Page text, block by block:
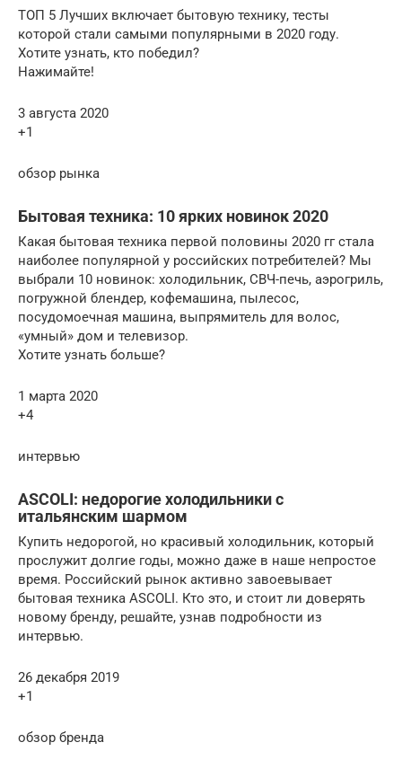
ТОП 5 Лучших включает бытовую технику, тесты
которой стали самыми популярными в 2020 году.
Хотите узнать, кто победил?
Нажимайте!
3 августа 2020
+1
обзор рынка
Бытовая техника: 10 ярких новинок 2020
Какая бытовая техника первой половины 2020 гг стала
наиболее популярной у российских потребителей? Мы
выбрали 10 новинок: холодильник, СВЧ-печь, аэрогриль,
погружной блендер, кофемашина, пылесос,
посудомоечная машина, выпрямитель для волос,
«умный» дом и телевизор.
Хотите узнать больше?
1 марта 2020
+4
интервью
АSCOLI: недорогие холодильники с
итальянским шармом
Купить недорогой, но красивый холодильник, который
прослужит долгие годы, можно даже в наше непростое
время. Российский рынок активно завоевывает
бытовая техника АSCOLI. Кто это, и стоит ли доверять
новому бренду, решайте, узнав подробности из
интервью.
26 декабря 2019
+1
обзор бренда